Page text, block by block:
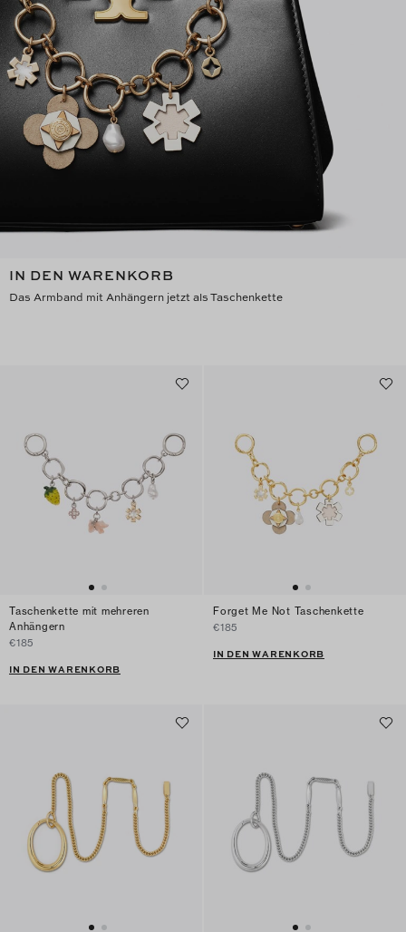
IN DEN WARENKORB
Das Armband mit Anhängern jetzt als Taschenkette
Taschenkette mit mehreren
Anhängern
€185
IN DEN WARENKORB
Forget Me Not Taschenkette
€185
IN DEN WARENKORB